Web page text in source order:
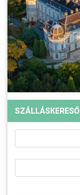
SZÁLLÁSKERESŐ